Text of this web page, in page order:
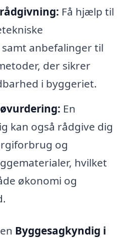
Få hjælp til
anbefalinger til
der sikrer
i byggeriet.
En
kan også rådgive dig
og
hvilket
økonomi og
Byggesagkyndig i